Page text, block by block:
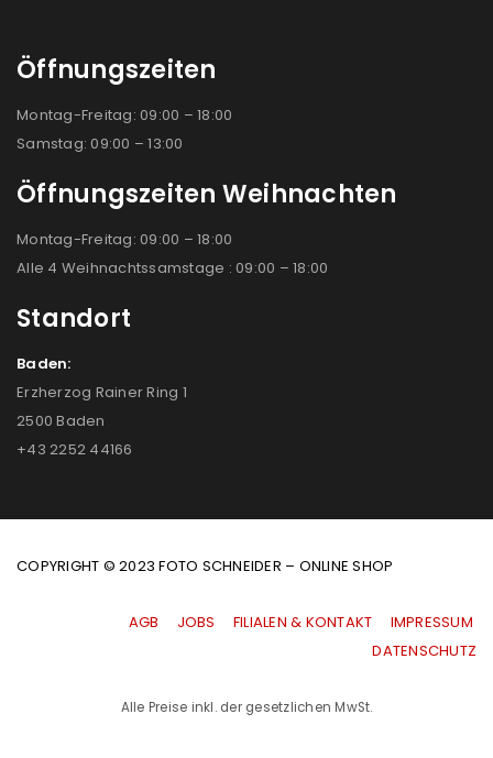
Öffnungszeiten
Montag-Freitag: 09:00 – 18:00
Samstag: 09:00 – 13:00
Öffnungszeiten Weihnachten
Montag-Freitag: 09:00 – 18:00
Alle 4 Weihnachtssamstage : 09:00 – 18:00
Standort
Baden:
Erzherzog Rainer Ring 1
2500 Baden
+43 2252 44166
COPYRIGHT © 2023 FOTO SCHNEIDER – ONLINE SHOP
AGB JOBS FILIALEN & KONTAKT
IMPRESSUM
|DATENSCHUTZ
Alle Preise inkl. der gesetzlichen MwSt.